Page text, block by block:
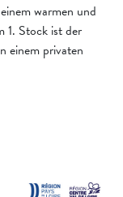
warmen und
1. Stock ist der
einem privaten